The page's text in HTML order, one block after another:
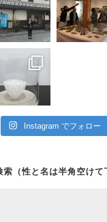
Instagram でフォロー
（性と名は半角空けて